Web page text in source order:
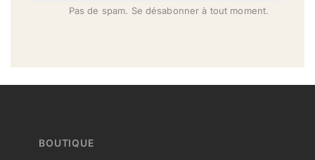
Pas de spam. Se désabonner à tout moment.
BOUTIQUE